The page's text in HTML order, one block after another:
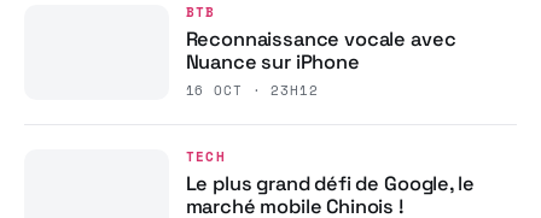
BTB
Reconnaissance vocale avec
Nuance sur iPhone
16 OCT · 23H12
TECH
Le plus grand défi de Google, le
marché mobile Chinois !